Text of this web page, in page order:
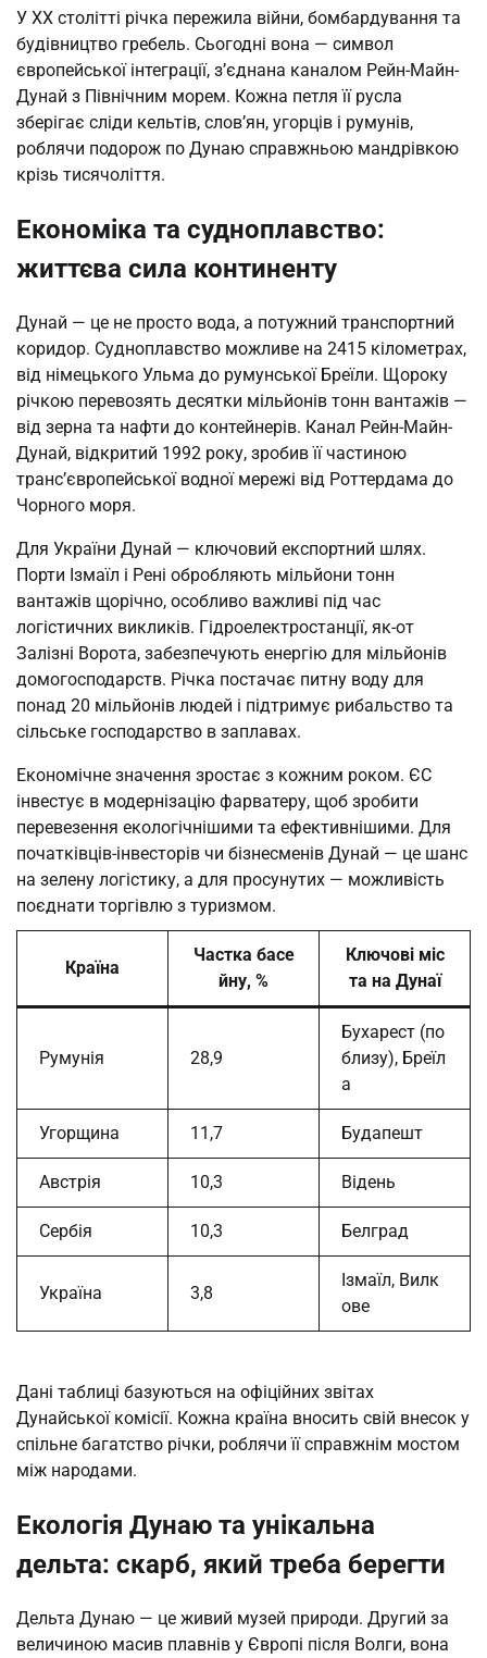
У XX столітті річка пережила війни, бомбардування та
будівництво гребель. Сьогодні вона — символ
європейської інтеграції, з’єднана каналом Рейн-Майн-
Дунай з Північним морем. Кожна петля її русла
зберігає сліди кельтів, слов’ян, угорців і румунів,
роблячи подорож по Дунаю справжньою мандрівкою
крізь тисячоліття.
Економіка та судноплавство:
життєва сила континенту
Дунай — це не просто вода, а потужний транспортний
коридор. Судноплавство можливе на 2415 кілометрах,
від німецького Ульма до румунської Бреїли. Щороку
річкою перевозять десятки мільйонів тонн вантажів —
від зерна та нафти до контейнерів. Канал Рейн-Майн-
Дунай, відкритий 1992 року, зробив її частиною
транс’європейської водної мережі від Роттердама до
Чорного моря.
Для України Дунай — ключовий експортний шлях.
Порти Ізмаїл і Рені обробляють мільйони тонн
вантажів щорічно, особливо важливі під час
логістичних викликів. Гідроелектростанції, як-от
Залізні Ворота, забезпечують енергію для мільйонів
домогосподарств. Річка постачає питну воду для
понад 20 мільйонів людей і підтримує рибальство та
сільське господарство в заплавах.
Економічне значення зростає з кожним роком. ЄС
інвестує в модернізацію фарватеру, щоб зробити
перевезення екологічнішими та ефективнішими. Для
початківців-інвесторів чи бізнесменів Дунай — це шанс
на зелену логістику, а для просунутих — можливість
поєднати торгівлю з туризмом.
Країна
Частка басе
йну, %
Ключові міс
та на Дунаї
Румунія 28,9
Бухарест (по
близу), Бреїл
а
Угорщина 11,7 Будапешт
Австрія 10,3 Відень
Сербія 10,3 Белград
Україна 3,8
Ізмаїл, Вилк
ове
Дані таблиці базуються на офіційних звітах
Дунайської комісії. Кожна країна вносить свій внесок у
спільне багатство річки, роблячи її справжнім мостом
між народами.
Екологія Дунаю та унікальна
дельта: скарб, який треба берегти
Дельта Дунаю — це живий музей природи. Другий за
величиною масив плавнів у Європі після Волги, вона